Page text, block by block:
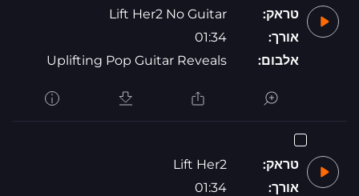
טראק:
Lift Her2 No Guitar
אורך:
01:34
אלבום:
Uplifting Pop Guitar Reveals
טראק:
Lift Her2
אורך:
01:34